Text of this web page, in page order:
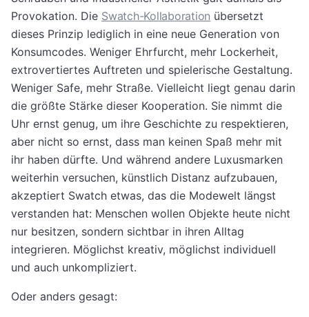
Provokation. Die Swatch-Kollaboration übersetzt
dieses Prinzip lediglich in eine neue Generation von
Konsumcodes. Weniger Ehrfurcht, mehr Lockerheit,
extrovertiertes Auftreten und spielerische Gestaltung.
Weniger Safe, mehr Straße. Vielleicht liegt genau darin
die größte Stärke dieser Kooperation. Sie nimmt die
Uhr ernst genug, um ihre Geschichte zu respektieren,
aber nicht so ernst, dass man keinen Spaß mehr mit
ihr haben dürfte. Und während andere Luxusmarken
weiterhin versuchen, künstlich Distanz aufzubauen,
akzeptiert Swatch etwas, das die Modewelt längst
verstanden hat: Menschen wollen Objekte heute nicht
nur besitzen, sondern sichtbar in ihren Alltag
integrieren. Möglichst kreativ, möglichst individuell
und auch unkompliziert.
Oder anders gesagt: